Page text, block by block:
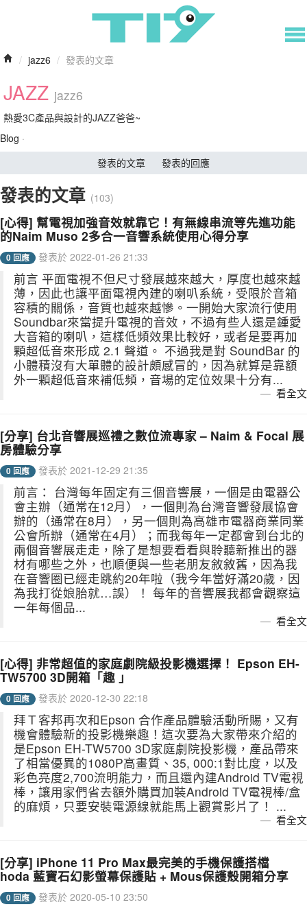
/ jazz6 / 發表的文章
JAZZ jazz6
熱愛3C產品與設計的JAZZ爸爸~
Blog ·
發表的文章
發表的回應
發表的文章 (103)
[心得] 幫電視加強音效就靠它！有無線串流等先進功能
的Naim Muso 2多合一音響系統使用心得分享
0 回應 發表於 2022-01-26 21:33
前言 平面電視不但尺寸發展越來越大，厚度也越來越
薄，因此也讓平面電視內建的喇叭系統，受限於音箱
容積的關係，音質也越來越慘。一開始大家流行使用
Soundbar來當提升電視的音效，不過有些人還是鍾愛
大音箱的喇叭，這樣低頻效果比較好，或者是要再加
顆超低音來形成 2.1 聲道。 不過我是對 SoundBar 的
小體積沒有大單體的設計頗感冒的，因為就算是靠額
外一顆超低音來補低頻，音場的定位效果十分有...
看全文
[分享] 台北音響展巡禮之數位流專家 – Naim & Focal 展
房體驗分享
0 回應 發表於 2021-12-29 21:35
前言： 台灣每年固定有三個音響展，一個是由電器公
會主辦（通常在12月），一個則為台灣音響發展協會
辦的（通常在8月），另一個則為高雄市電器商業同業
公會所辦（通常在4月）；而我每年一定都會到台北的
兩個音響展走走，除了是想要看看與聆聽新推出的器
材有哪些之外，也順便與一些老朋友敘敘舊，因為我
在音響圈已經走跳約20年啦（我今年當好滿20歲，因
為我打從娘胎就…誤）！ 每年的音響展我都會觀察這
一年每個品...
看全文
[心得] 非常超值的家庭劇院級投影機選擇！ Epson EH-
TW5700 3D開箱「趣 」
0 回應 發表於 2020-12-30 22:18
拜Ｔ客邦再次和Epson 合作產品體驗活動所賜，又有
機會體驗新的投影機樂趣！這次要為大家帶來介紹的
是Epson EH-TW5700 3D家庭劇院投影機，產品帶來
了相當優異的1080P高畫質、35, 000:1對比度，以及
彩色亮度2,700流明能力，而且還內建Android TV電視
棒，讓用家們省去額外購買加裝Android TV電視棒/盒
的麻煩，只要安裝電源線就能馬上觀賞影片了！ ...
看全文
[分享] iPhone 11 Pro Max最完美的手機保護搭檔
hoda 藍寶石幻影螢幕保護貼 + Mous保護殼開箱分享
0 回應 發表於 2020-05-10 23:50